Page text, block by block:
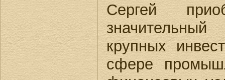
Сергей
крупных
сфере